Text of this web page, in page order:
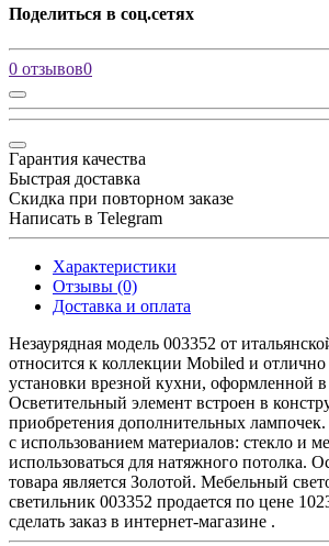
Поделиться в соц.сетях
0 отзывов0
Гарантия качества
Быстрая доставка
Скидка при повторном заказе
Написать в Telegram
Характеристики
Отзывы (0)
Доставка и оплата
Незаурядная модель 003352 от
относится к коллекции Mobiled и
установки врезной кухни, оформленной в
Осветительный элемент встроен в
приобретения дополнительных
с использованием материалов: стекло и
использоваться для натяжного потолка.
товара является Золотой. Мебельный
светильник 003352 продается по цене
сделать заказ в интернет-магазине .